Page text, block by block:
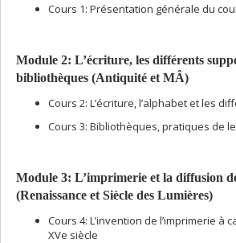
Cours 1: Présentation générale du
Module 2: L’écriture, les différents
bibliothèques (Antiquité et MÂ)
Cours 2: L’écriture, l’alphabet et les
Cours 3: Bibliothèques, pratiques de
Module 3: L’imprimerie et la diffusion
(Renaissance et Siècle des Lumières)
Cours 4: L’invention de l’imprimerie à
XVe siècle